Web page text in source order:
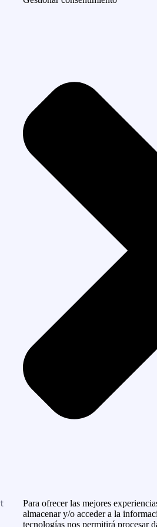
Para ofrecer las mejores
almacenar y/o acceder a la
tecnologías nos permitirá procesar